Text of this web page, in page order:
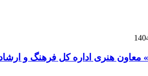
معاون هنری اداره کل فرهنگ و